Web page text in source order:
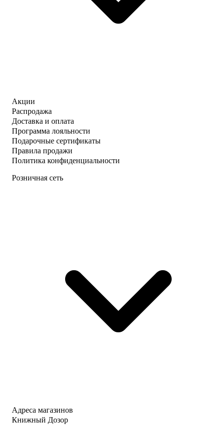
Акции
Распродажа
Доставка и оплата
Программа лояльности
Подарочные сертификаты
Правила продажи
Политика конфиденциальности
Розничная сеть
Адреса магазинов
Книжный Дозор